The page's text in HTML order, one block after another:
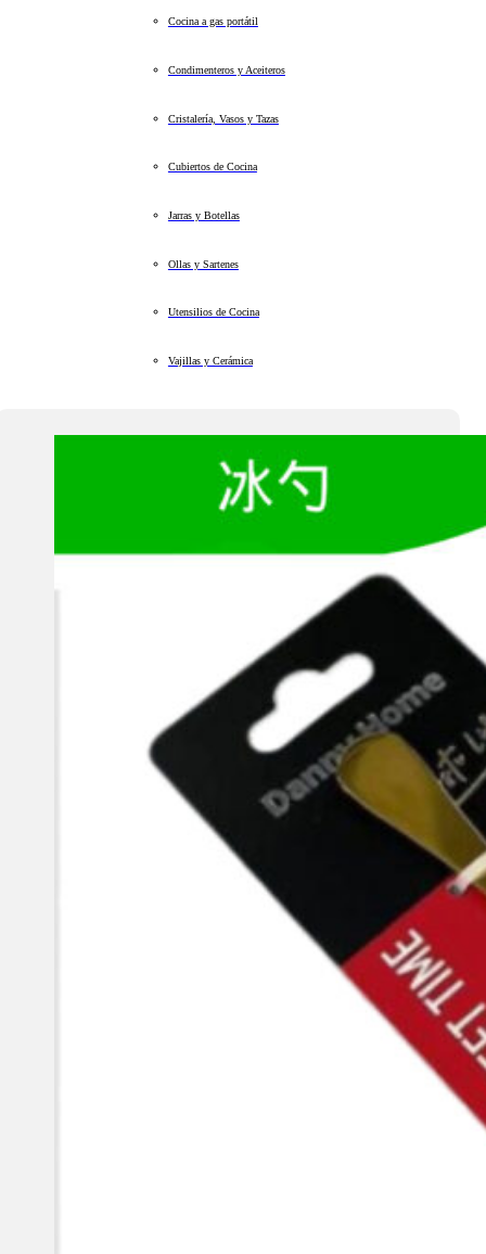
Cocina a gas portátil
Condimenteros y Aceiteros
Cristalería, Vasos y Tazas
Cubiertos de Cocina
Jarras y Botellas
Ollas y Sartenes
Utensilios de Cocina
Vajillas y Cerámica